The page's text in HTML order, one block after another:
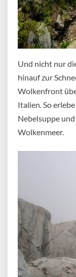
Und nicht nur
hinauf zur
Wolkenfront
Italien. So
Nebelsuppe
Wolkenmeer.